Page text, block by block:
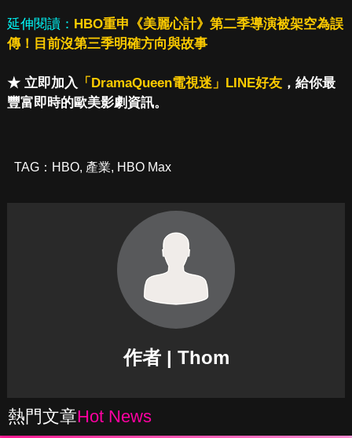
延伸閱讀： HBO重申《美麗心計》第二季導演被架空為誤
傳！目前沒第三季明確方向與故事
★ 立即加入 「DramaQueen電視迷」LINE好友，給你最
豐富即時的歐美影劇資訊。
TAG： HBO, 產業, HBO Max
作者 | Thom
熱門文章Hot News